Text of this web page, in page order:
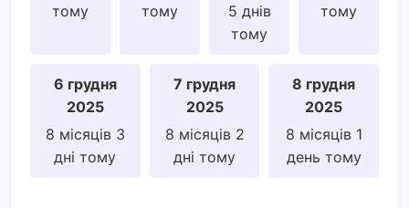
тому
тому
5 днів
тому
тому
6 грудня
2025
8 місяців 3
дні тому
7 грудня
2025
8 місяців 2
дні тому
8 грудня
2025
8 місяців 1
день тому